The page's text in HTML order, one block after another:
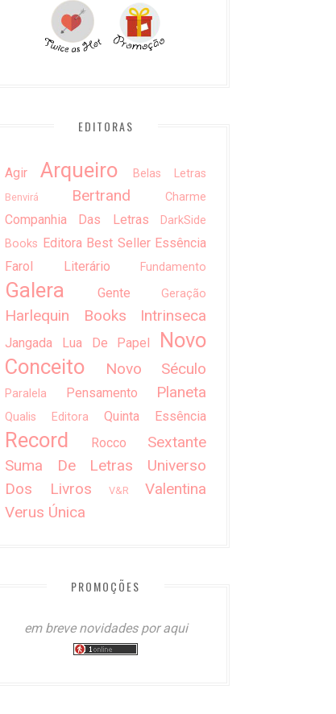
EDITORAS
Agir Arqueiro Belas Letras
Benvirá Bertrand Charme
Companhia Das Letras
DarkSide
Books Editora Best Seller Essência
Farol Literário
Fundamento
Galera Gente Geração
Harlequin Books Intrinseca
Jangada Lua De Papel
Novo
Conceito
Novo Século
Paralela Pensamento Planeta
Qualis Editora Quinta Essência
Record Rocco
Sextante
Suma De Letras
Universo
Dos Livros
V&R
Valentina
Verus Única
PROMOÇÕES
em breve novidades por aqui